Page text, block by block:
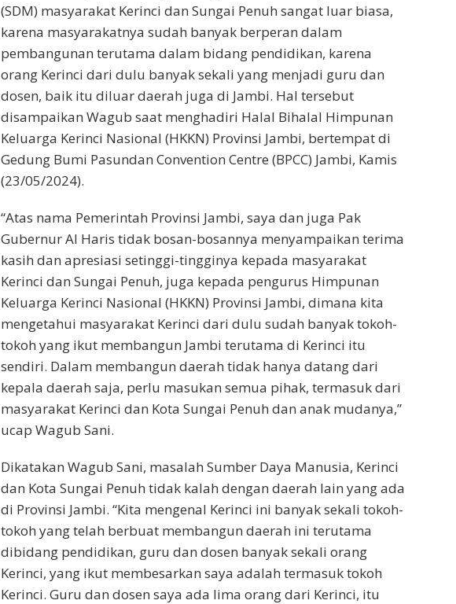
(SDM) masyarakat Kerinci dan Sungai Penuh sangat luar biasa,
karena masyarakatnya sudah banyak berperan dalam
pembangunan terutama dalam bidang pendidikan, karena
orang Kerinci dari dulu banyak sekali yang menjadi guru dan
dosen, baik itu diluar daerah juga di Jambi. Hal tersebut
disampaikan Wagub saat menghadiri Halal Bihalal Himpunan
Keluarga Kerinci Nasional (HKKN) Provinsi Jambi, bertempat di
Gedung Bumi Pasundan Convention Centre (BPCC) Jambi, Kamis
(23/05/2024).
“Atas nama Pemerintah Provinsi Jambi, saya dan juga Pak
Gubernur Al Haris tidak bosan-bosannya menyampaikan terima
kasih dan apresiasi setinggi-tingginya kepada masyarakat
Kerinci dan Sungai Penuh, juga kepada pengurus Himpunan
Keluarga Kerinci Nasional (HKKN) Provinsi Jambi, dimana kita
mengetahui masyarakat Kerinci dari dulu sudah banyak tokoh-
tokoh yang ikut membangun Jambi terutama di Kerinci itu
sendiri. Dalam membangun daerah tidak hanya datang dari
kepala daerah saja, perlu masukan semua pihak, termasuk dari
masyarakat Kerinci dan Kota Sungai Penuh dan anak mudanya,”
ucap Wagub Sani.
Dikatakan Wagub Sani, masalah Sumber Daya Manusia, Kerinci
dan Kota Sungai Penuh tidak kalah dengan daerah lain yang ada
di Provinsi Jambi. “Kita mengenal Kerinci ini banyak sekali tokoh-
tokoh yang telah berbuat membangun daerah ini terutama
dibidang pendidikan, guru dan dosen banyak sekali orang
Kerinci, yang ikut membesarkan saya adalah termasuk tokoh
Kerinci. Guru dan dosen saya ada lima orang dari Kerinci, itu